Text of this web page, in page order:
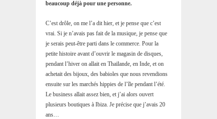
beaucoup déjà pour une personne.
C’est drôle, on me l’a dit hier, et je pense que c’est
vrai. Si je n’avais pas fait de la musique, je pense que
je serais peut-être parti dans le commerce. Pour la
petite histoire avant d’ouvrir le magasin de disques,
pendant l’hiver on allait en Thaïlande, en Inde, et on
achetait des bijoux, des babioles que nous revendions
ensuite sur les marchés hippies de l’île pendant l’été.
Le business allait assez bien, et j’ai alors ouvert
plusieurs boutiques à Ibiza. Je précise que j’avais 20
ans…